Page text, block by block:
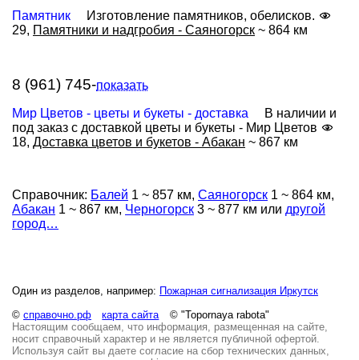
Памятник
Изготовление памятников, обелисков.
29, Памятники и надгробия - Саяногорск ~ 864 км
8 (961) 745-показать
Мир Цветов - цветы и букеты - доставка
В наличии и
под заказ с доставкой цветы и букеты - Мир Цветов
18, Доставка цветов и букетов - Абакан ~ 867 км
Справочник: Балей 1 ~ 857 км, Саяногорск 1 ~ 864 км,
Абакан 1 ~ 867 км, Черногорск 3 ~ 877 км или другой
город…
Один из разделов, например: Пожарная сигнализация Иркутск
© справочно.рф карта сайта
© "Topornaya rabota"
Настоящим сообщаем, что информация, размещенная на сайте,
носит справочный характер и не является публичной офертой.
Используя сайт вы даете согласие на сбор технических данных,